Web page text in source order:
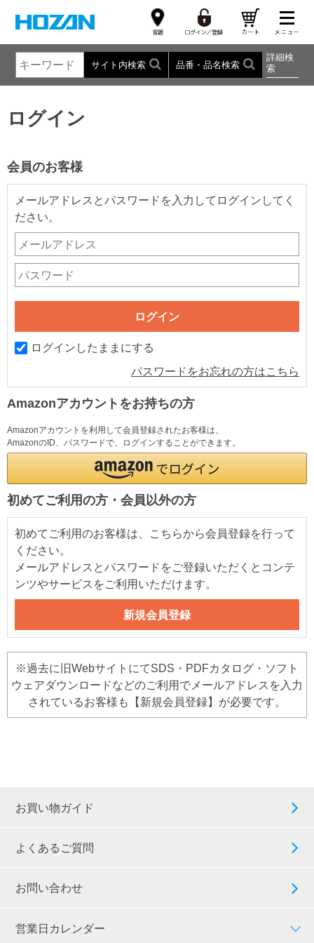
サイト内検索 品番・品名検索
詳細検
索
ログイン
会員のお客様
メールアドレスとパスワードを入力してログインしてく
ださい。
ログインしたままにする
パスワードをお忘れの方はこちら
Amazonアカウントをお持ちの方
Amazonアカウントを利用して会員登録されたお客様は、
AmazonのID、パスワードで、ログインすることができます。
初めてご利用の方・会員以外の方
初めてご利用のお客様は、こちらから会員登録を行って
ください。
メールアドレスとパスワードをご登録いただくとコンテ
ンツやサービスをご利用いただけます。
※過去に旧WebサイトにてSDS・PDFカタログ・ソフト
ウェアダウンロードなどのご利用でメールアドレスを入力
されているお客様も【新規会員登録】が必要です。
お買い物ガイド
よくあるご質問
お問い合わせ
営業日カレンダー